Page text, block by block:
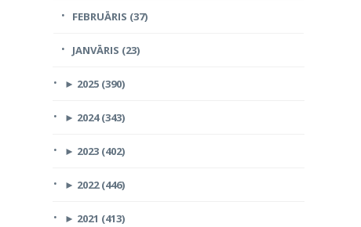
FEBRUĀRIS (37)
JANVĀRIS (23)
► 2025 (390)
► 2024 (343)
► 2023 (402)
► 2022 (446)
► 2021 (413)